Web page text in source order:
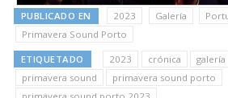
PUBLICADO EN 2023 Galería
Primavera Sound Porto
ETIQUETADO 2023 crónica galería
primavera sound
primavera sound porto